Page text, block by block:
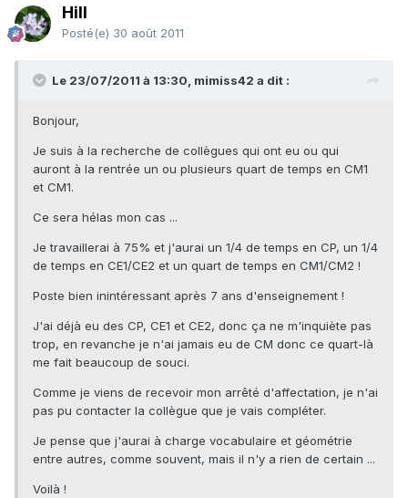
Hill
Posté(e) 30 août 2011
Le 23/07/2011 à 13:30, mimiss42 a dit :
Bonjour,
Je suis à la recherche de collègues qui ont eu ou qui
auront à la rentrée un ou plusieurs quart de temps en CM1
et CM1.
Ce sera hélas mon cas ...
Je travaillerai à 75% et j'aurai un 1/4 de temps en CP, un 1/4
de temps en CE1/CE2 et un quart de temps en CM1/CM2 !
Poste bien inintéressant après 7 ans d'enseignement !
J'ai déjà eu des CP, CE1 et CE2, donc ça ne m'inquiète pas
trop, en revanche je n'ai jamais eu de CM donc ce quart-là
me fait beaucoup de souci.
Comme je viens de recevoir mon arrêté d'affectation, je n'ai
pas pu contacter la collègue que je vais compléter.
Je pense que j'aurai à charge vocabulaire et géométrie
entre autres, comme souvent, mais il n'y a rien de certain ...
Voilà !